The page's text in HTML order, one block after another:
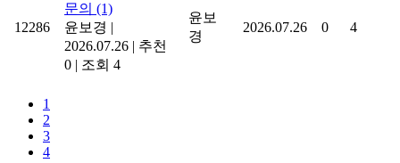
12286
문의 (1)
윤보경 |
2026.07.26 | 추천
0 | 조회 4
윤보
경
2026.07.26 0 4
1
2
3
4